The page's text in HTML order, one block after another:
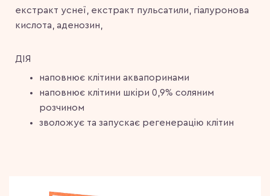
екстракт уснеї, екстракт пульсатили, гіалуронова
кислота, аденозин,
ДІЯ
наповнює клітини аквапоринами
наповнює клітини шкіри 0,9% соляним
розчином
зволожує та запускає регенерацію клітин